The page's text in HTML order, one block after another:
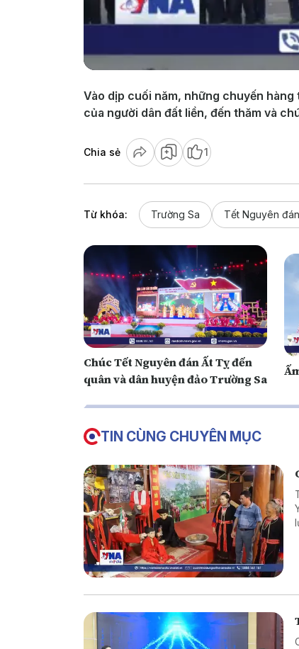
Vào dịp cuối năm, những chuyến
của người dân đất liền, đến thăm và
Chia sẻ 1
Từ khóa: Trường Sa Tết Nguyên đán
Chúc Tết Nguyên đán Ất Tỵ đến
quân và dân huyện đảo Trường Sa
TIN CÙNG CHUYÊN MỤC